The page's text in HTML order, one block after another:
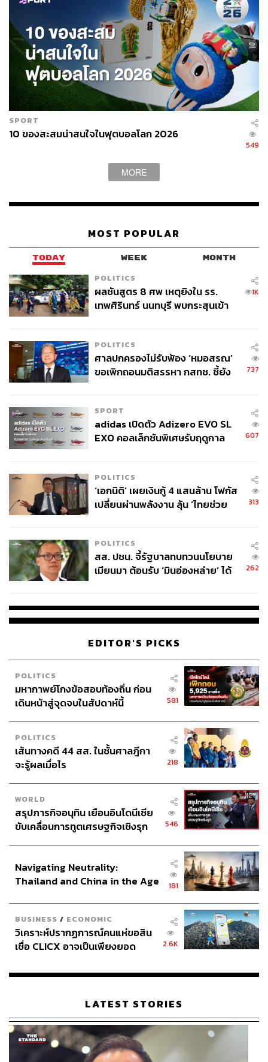
กลางแจ้งร่วมกัน โดยเชื่อว่าทุกคนสามารถค้นพบความงาม
ของธรรมชาติได้ในทุกฤดูกาล ไม่ว่าจะเป็นฤดูใดก็ตาม
แนวคิดนี้สะท้อนผ่านแคมเปญต่างๆ ของพวกเขาที่มักจะเน้น
การสำรวจพื้นที่ในเมือง สวนสาธารณะ หรือสถานที่ใกล้เคียง
ที่ทุกคนสามารถเข้าถึงได้ ไม่จำเป็นต้องเป็นนักปีนเขาหรือนัก
ผจญภัยมืออาชีพ
ดังนั้นนี่ถือเป็นโอกาสอันดีสำหรับคนไทยที่จะได้สัมผัส
ประสบการณ์และผลิตภัณฑ์คุณภาพสูงจากแบรนด์ที่มีประวัติ
ความเป็นมาอันน่าสนใจ และมีเทคโนโลยีที่พัฒนามากว่า 10
ปี ไม่ว่าคุณจะเป็นนักเดินทาง คนรักกิจกรรมกลางแจ้ง หรือ
ประสิทธิภาพ Beneunder น่าจะมีอะไรที่น่าสนใจสำหรับคุณ
แน่นอน อย่าลืมจับตาดูการเปิดตัวแฟลกชิปสโตร์แห่งแรกใน
และผลิตภัณฑ์กลางแจ้งที่ผสมผสานฟังก์ชันการใช้งานเข้ากับ
SPORT
10 ของสะสมน่าสนใจในฟุตบอลโลก 2026
549
MORE
MOST POPULAR
TODAY WEEK MONTH
POLITICS
ผลชันสูตร 8 ศพ เหตุยิงใน รร.
เทพศิรินทร์ นนทบุรี พบกระสุนเข้า
1K
POLITICS
ศาลปกครองไม่รับฟ้อง ‘หมอสรณ’
ขอเพิกถอนมติสรรหา กสทช. ชี้ยัง
737
SPORT
adidas เปิดตัว Adizero EVO SL
EXO คอลเล็กชันพิเศษรับฤดูกาล
607
POLITICS
‘เอกนิติ’ เผยเงินกู้ 4 แสนล้าน โฟกัส
เปลี่ยนผ่านพลังงาน ลุ้น ‘ไทยช่วย
313
POLITICS
สส. ปชน. จี้รัฐบาลทบทวนนโยบาย
เมียนมา ต้อนรับ ‘มินอ่องหล่าย’ ได้
262
EDITOR'S PICKS
POLITICS
มหากาพย์โกงข้อสอบท้องถิ่น ก่อน
เดินหน้าสู่จุดจบในสัปดาห์นี้
581
POLITICS
เส้นทางคดี 44 สส. ในชั้นศาลฎีกา
จะรู้ผลเมื่อไร
218
WORLD
สรุปภารกิจอนุทิน เยือนอินโดนีเซีย
ขับเคลื่อนการทูตเศรษฐกิจเชิงรุก
546
Navigating Neutrality:
Thailand and China in the Age
181
BUSINESS / ECONOMIC
วิเคราะห์ปรากฏการณ์คนแห่ขอสิน
เชื่อ CLICX อาจเป็นเพียงยอด
เรือนไทยที่ถูกซุกไว้
2.6K
LATEST STORIES